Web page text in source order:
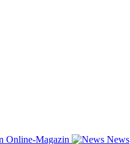
Online-Magazin
News